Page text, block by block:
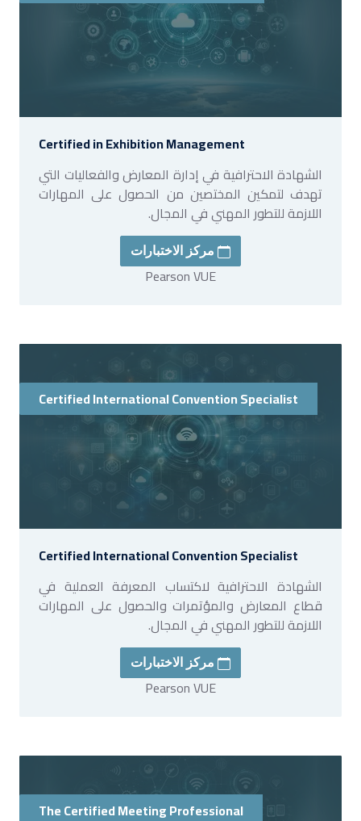
Certified in Exhibition Management
الشهادة الاحترافية في إدارة المعارض والفعاليات التي
تهدف لتمكين المختصين من الحصول على المهارات
اللازمة للتطور المهني في المجال.
مركز الاختبارات
Pearson VUE
Certified International Convention Specialist
Certified International Convention Specialist
الشهادة الاحترافية لاكتساب المعرفة العملية في
قطاع المعارض والمؤتمرات والحصول على المهارات
اللازمة للتطور المهني في المجال.
مركز الاختبارات
Pearson VUE
The Certified Meeting Professional